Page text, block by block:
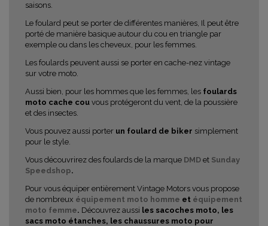
saisons.
Le foulard peut se porter de différentes manières, Il peut être
porté de manière basique autour du cou en triangle par
exemple ou dans les cheveux, pour les femmes.
Les foulards peuvent aussi se porter en cache-nez vintage
sur votre moto.
Aussi bien, pour les hommes que les femmes, les foulards
moto cache cou vous protégeront du vent, de la poussière
et des insectes.
Vous pouvez aussi porter un foulard de biker simplement
pour le style.
Vous découvrirez des foulards de la marque DMD et Sunday
Speedshop.
Pour vous équiper entièrement Vintage Motors vous propose
de nombreux équipement moto homme et équipement
moto femme. Découvrez aussi les sacoches moto, les
sacs moto étanches, les chaussures moto pour